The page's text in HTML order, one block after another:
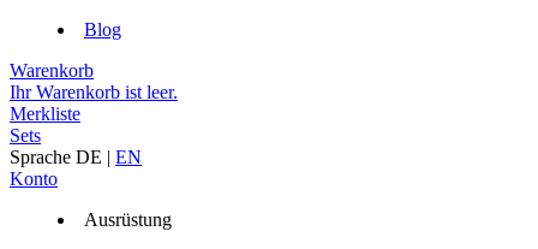
Blog
Warenkorb
Ihr Warenkorb ist leer.
Merkliste
Sets
Sprache DE | EN
Konto
Ausrüstung